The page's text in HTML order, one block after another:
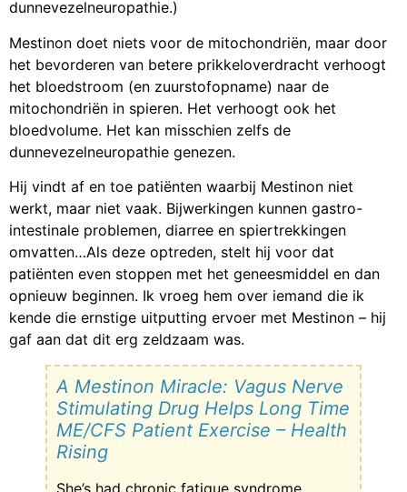
dunnevezelneuropathie.)
Mestinon doet niets voor de mitochondriën, maar door
het bevorderen van betere prikkeloverdracht verhoogt
het bloedstroom (en zuurstofopname) naar de
mitochondriën in spieren. Het verhoogt ook het
bloedvolume. Het kan misschien zelfs de
dunnevezelneuropathie genezen.
Hij vindt af en toe patiënten waarbij Mestinon niet
werkt, maar niet vaak. Bijwerkingen kunnen gastro-
intestinale problemen, diarree en spiertrekkingen
omvatten…Als deze optreden, stelt hij voor dat
patiënten even stoppen met het geneesmiddel en dan
opnieuw beginnen. Ik vroeg hem over iemand die ik
kende die ernstige uitputting ervoer met Mestinon – hij
gaf aan dat dit erg zeldzaam was.
A Mestinon Miracle: Vagus Nerve
Stimulating Drug Helps Long Time
ME/CFS Patient Exercise – Health
Rising